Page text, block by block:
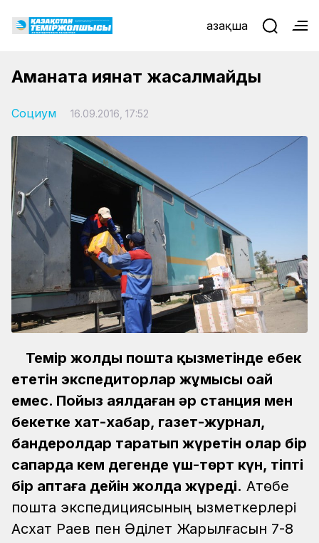
Қазақша
Аманатқа қиянат жасалмайды
Социум 16.09.2016, 17:52
Темір жолдың пошта қызметінде еңбек
ететін экспедиторлар жұмысы оңай
емес. Пойыз аялдаған әр станция мен
бекетке хат-хабар, газет-журнал,
бандеролдар таратып жүретін олар бір
сапарда кем дегенде үш-төрт күн, тіпті
бір аптаға дейін жолда жүреді. Ақтөбе
пошта экспедициясының қызметкерлері
Асхат Раев пен Әділет Жарылғасын 7-8